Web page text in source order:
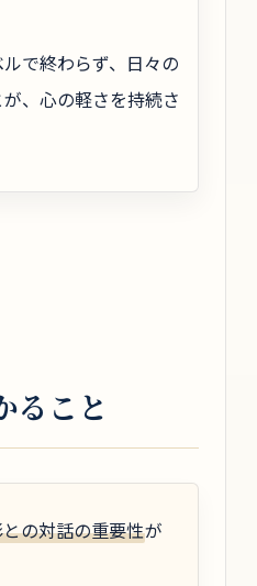
で終わらず、日々の
、心の軽さを持続さ
ること
の対話の重要性が